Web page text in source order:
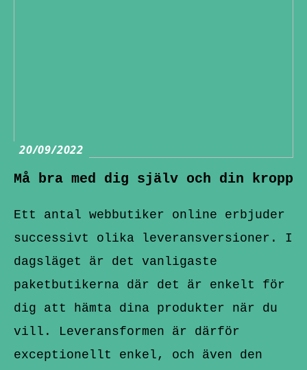
20/09/2022
Må bra med dig själv och din kropp
Ett antal webbutiker online erbjuder
successivt olika leveransversioner. I
dagsläget är det vanligaste
paketbutikerna där det är enkelt för
dig att hämta dina produkter när du
vill. Leveransformen är därför
exceptionellt enkel, och även den